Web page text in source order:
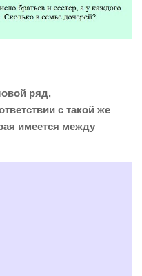
ряд,
с такой же
имеется между